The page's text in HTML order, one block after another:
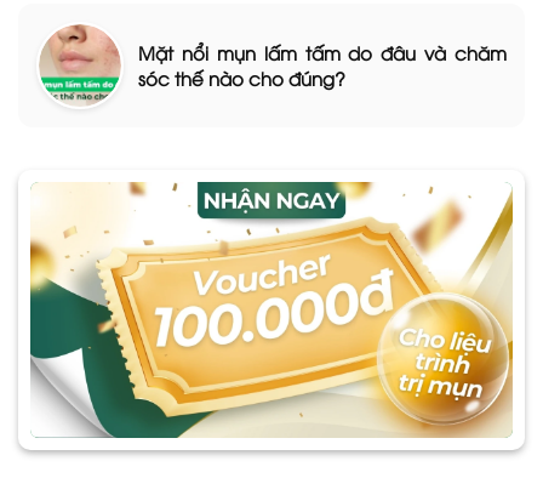
Mặt nổi mụn lấm tấm do đâu và chăm
sóc thế nào cho đúng?